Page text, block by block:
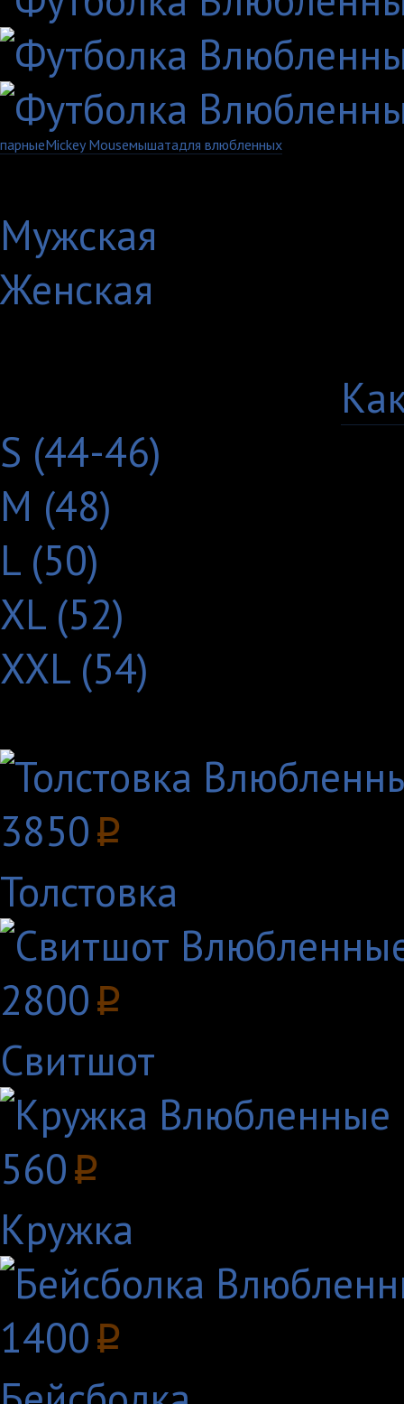
парныеMickey Mouseмышатадля влюбленных
Мужская
Женская
S (44-46)
M (48)
L (50)
XL (52)
XXL (54)
3850p
Толстовка
2800p
Свитшот
560p
Кружка
1400p